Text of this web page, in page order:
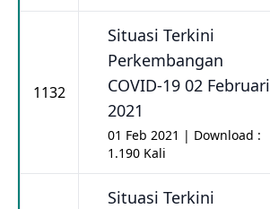
1132
Situasi Terkini
Perkembangan
COVID-19 02 Februari
2021
01 Feb 2021 | Download :
1.190 Kali
Situasi Terkini